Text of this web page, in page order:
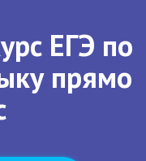
ЕГЭ по
прямо